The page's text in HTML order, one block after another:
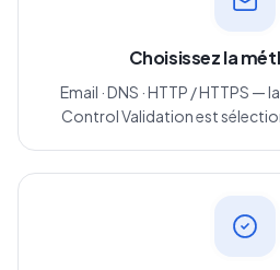
Choisissez la
Email · DNS · HTTP / HTTPS
Control Validation est